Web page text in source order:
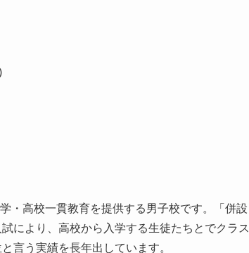
・高校一貫教育を提供する男子校です。「併設
により、高校から入学する生徒たちとでクラス
言う実績を長年出しています。